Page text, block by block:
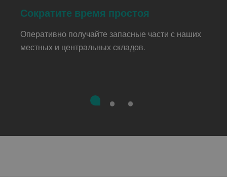
Сократите время простоя
Оперативно получайте запасные части с наших
местных и центральных складов.